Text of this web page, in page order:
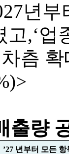
년
고,‘
츰
출량
’27 년부터 모든 항